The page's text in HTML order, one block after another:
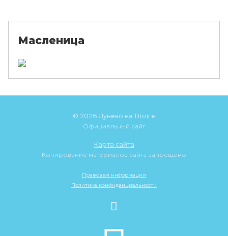
Масленица
© 2026 Лунево на Волге
Официальный сайт
Карта сайта
Копирование материалов сайта запрещено
Правовая информация
Политика конфиденциальности